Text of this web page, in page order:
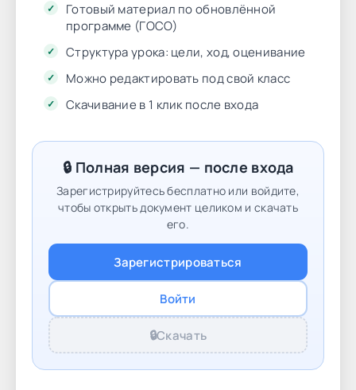
Готовый материал по обновлённой
программе (ГОСО)
Структура урока: цели, ход, оценивание
Можно редактировать под свой класс
Скачивание в 1 клик после входа
🔒 Полная версия — после входа
Зарегистрируйтесь бесплатно или войдите,
чтобы открыть документ целиком и скачать
его.
Зарегистрироваться
Войти
🔒Скачать